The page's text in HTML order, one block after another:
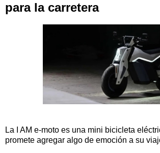
para la carretera
La I AM e-moto es una mini bicicleta
promete agregar algo de emoción a su